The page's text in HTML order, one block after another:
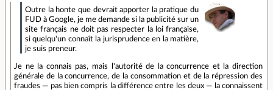
Outre la honte que devrait apporter la pratique du
FUD à Google, je me demande si la publicité sur un
site français ne doit pas respecter la loi française,
si quelqu'un connaît la jurisprudence en la matière,
je suis preneur.
Je ne la connais pas, mais l'autorité de la concurrence et la direction
générale de la concurrence, de la consommation et de la répression des
fraudes — pas bien compris la différence entre les deux — la connaissent